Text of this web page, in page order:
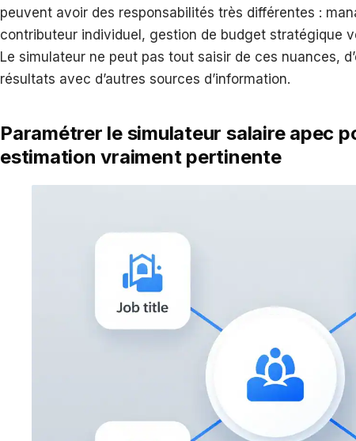
peuvent avoir des responsabilités très différentes :
contributeur individuel, gestion de budget stratégique
Le simulateur ne peut pas tout saisir de ces nuances,
résultats avec d’autres sources d’information.
Paramétrer le simulateur salaire apec
estimation vraiment pertinente